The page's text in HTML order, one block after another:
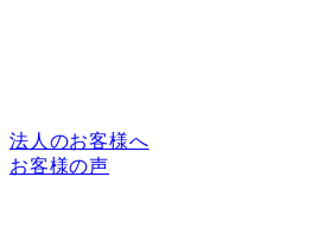
法人のお客様へ
お客様の声